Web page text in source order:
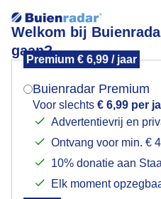
Welkom bij
gaan?
Premium € 6,99 / jaar
Buienradar Premium
Voor slechts € 6,99 per
Advertentievrij en
Ontvang voor min. €
10% donatie aan
Elk moment
zonsopkomst
Mogen we je
Indien je hier nog geen
verschijnt er zo een